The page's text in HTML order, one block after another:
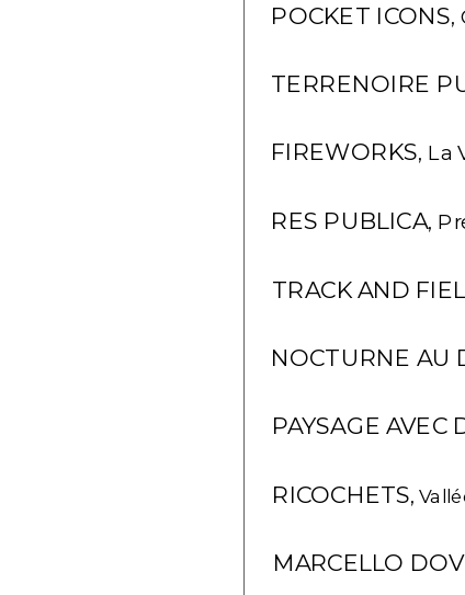
POCKET ICONS,
TERRENOIRE
FIREWORKS, La
RES PUBLICA,
TRACK AND
NOCTURNE AU
PAYSAGE
RICOCHETS,
MARCELLO